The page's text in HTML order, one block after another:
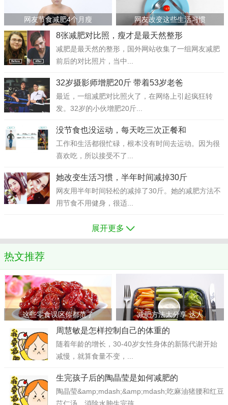
网友节食减肥4个月瘦 网友改变这些生活习惯
8张减肥对比照，瘦才是最天然整形
减肥是最天然的整形，国外网站收集了一组网友减肥
前后的对比照片，当中...
32岁摄影师增肥20斤 带着53岁老爸
最近，一组减肥对比照火了，在网络上引起疯狂转
发。32岁的小伙增肥20斤...
没节食也没运动，每天吃三次正餐和
工作和生活都很忙碌，根本没有时间去运动。因为很
喜欢吃，所以接受不了...
她改变生活习惯，半年时间减掉30斤
网友用半年时间轻松的减掉了30斤。她的减肥方法不
用节食不用健身，很适...
展开更多
热文推荐
这些零食误区你都范了 减肥方法大分享 达人
周慧敏是怎样控制自己的体重的
随着年龄的增长，30-40岁女性身体的新陈代谢开始
减慢，就算食量不变，...
生完孩子后的陶晶莹是如何减肥的
陶晶莹&amp;mdash;&amp;mdash;吃麻油猪腰和红豆